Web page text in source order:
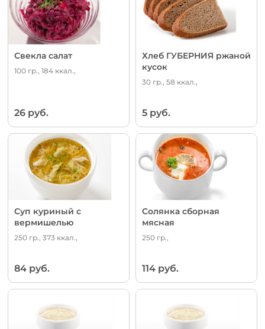
Свекла салат
100 гр., 184 ккал.,
26 руб.
Хлеб ГУБЕРНИЯ ржаной
кусок
30 гр., 58 ккал.,
5 руб.
Суп куриный с
вермишелью
250 гр., 373 ккал.,
84 руб.
Солянка сборная
мясная
250 гр.,
114 руб.